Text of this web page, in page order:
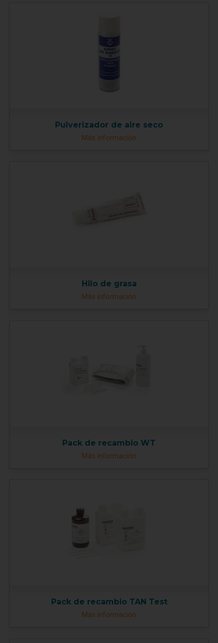
Pulverizador de aire seco
Más información
Hilo de grasa
Más información
Pack de recambio WT
Más información
Pack de recambio TAN Test
Más información